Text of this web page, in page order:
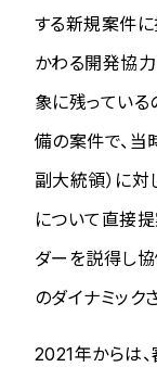
する新規案件に
かわる開発協
象に残ってい
備の案件で、当
副大統領）に
について直接
ダーを説得し
のダイナミック
2021年からは